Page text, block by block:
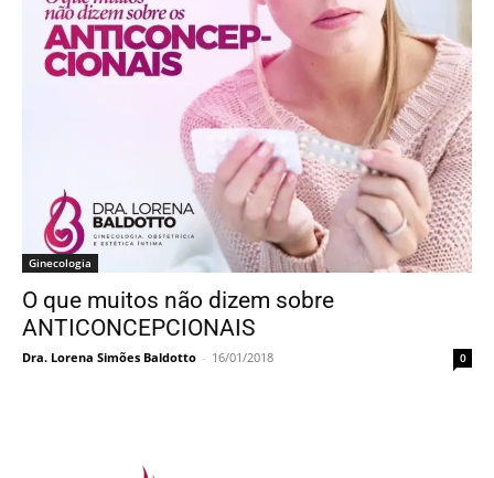
O que muitos não dizem sobre
ANTICONCEPCIONAIS
Dra. Lorena Simões Baldotto 16/01/2018 0
ATENDIMENTO
WhatApp: 55 27 99663-6355
E-mail: contato@lorenabaldotto.com.br